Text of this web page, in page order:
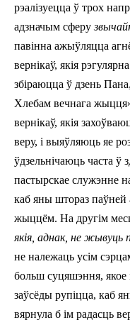
рэалізуецца ў трох
адзначым сферу
павінна ажыўляцца
вернікаў, якія
збіраюцца ў дзень
Хлебам вечнага
вернікаў, якія
веру, і выяўляюць яе
ўдзельнічаюць часта ў
пастырскае служэнне
каб яны штораз паўней
жыццём. На другім
якія, аднак, не жывуць
не належаць усім
больш суцяшэння, якое
заўсёды рупіцца, каб
вярнула б ім радасць